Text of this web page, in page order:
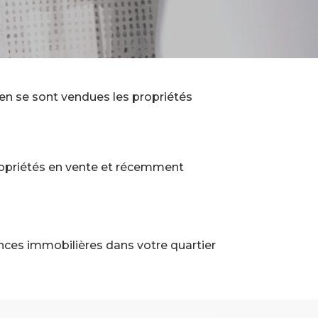
se sont vendues les propriétés
en vente et récemment
immobilières dans votre quartier